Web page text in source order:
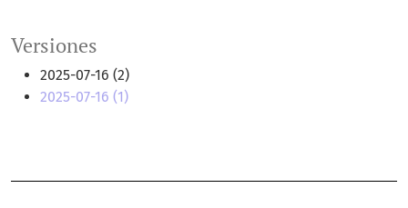
Versiones
2025-07-16 (2)
2025-07-16 (1)